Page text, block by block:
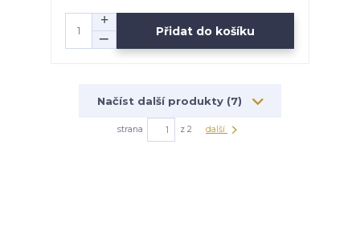
Přidat do košíku
Načíst další produkty (7)
strana z 2 další